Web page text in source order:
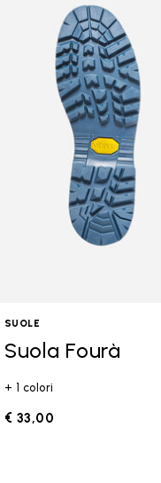
SUOLE
Suola Fourà
+ 1 colori
€ 33,00